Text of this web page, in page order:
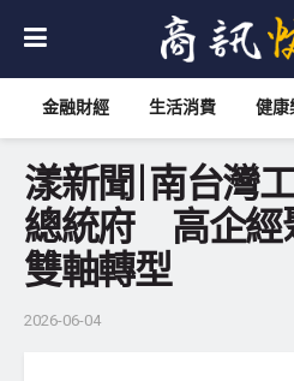
金融財經 生活消費 健康
漾新聞|南台灣
總統府 高企經
雙軸轉型
2026-06-04